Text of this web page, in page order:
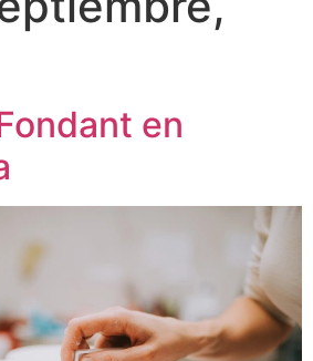
en